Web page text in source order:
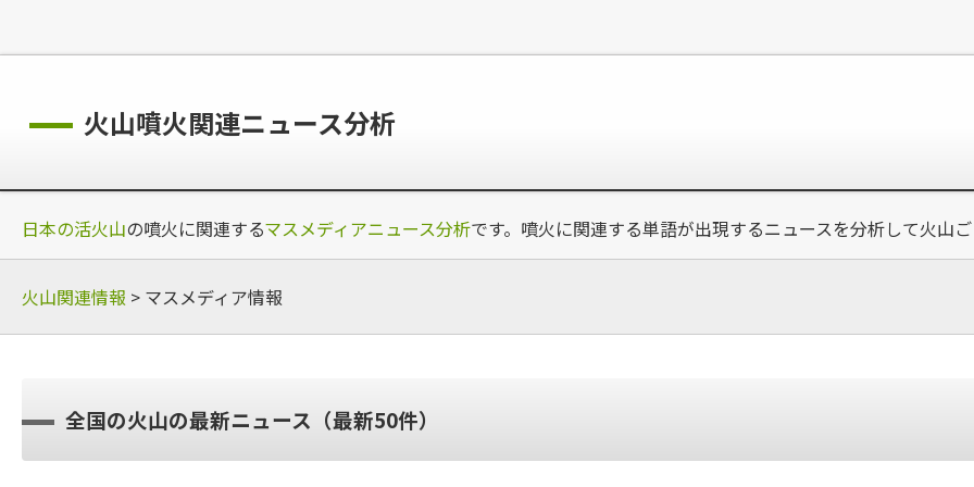
火山噴火関連ニュース分析
日本の活火山の噴火に関連するマスメディアニュース分析です。噴火に関連する単語が出現するニュースを分析して火山
火山関連情報 > マスメディア情報
全国の火山の最新ニュース（最新50件）